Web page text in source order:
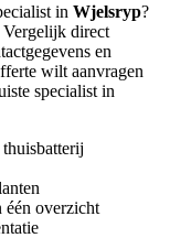
in Wjelsryp?
Vergelijk direct
en
wilt aanvragen
specialist in
één overzicht